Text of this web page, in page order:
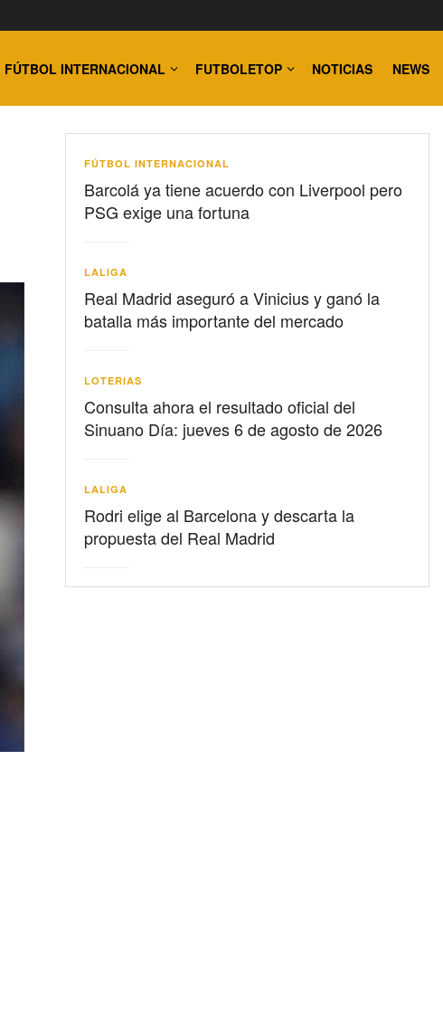
FÚTBOL INTERNACIONAL FUTBOLETOP NOTICIAS NEWS
FÚTBOL INTERNACIONAL
Barcolá ya tiene acuerdo con Liverpool pero
PSG exige una fortuna
LALIGA
Real Madrid aseguró a Vinicius y ganó la
batalla más importante del mercado
LOTERIAS
Consulta ahora el resultado oficial del
Sinuano Día: jueves 6 de agosto de 2026
LALIGA
Rodri elige al Barcelona y descarta la
propuesta del Real Madrid